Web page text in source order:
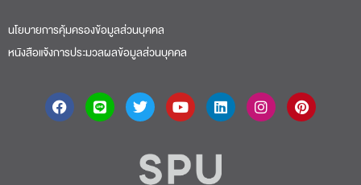
นโยบายการคุ้มครองข้อมูลส่วนบุคคล
หนังสือแจ้งการประมวลผลข้อมูลส่วนบุคคล